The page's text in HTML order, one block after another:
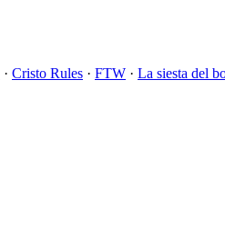
· Cristo Rules · FTW · La siesta del